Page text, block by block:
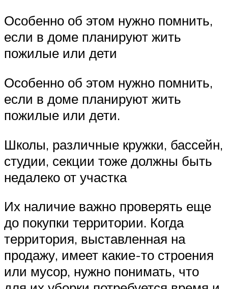
Особенно об этом нужно помнить,
если в доме планируют жить
пожилые или дети
Особенно об этом нужно помнить,
если в доме планируют жить
пожилые или дети.
Школы, различные кружки, бассейн,
студии, секции тоже должны быть
недалеко от участка
Их наличие важно проверять еще
до покупки территории. Когда
территория, выставленная на
продажу, имеет какие-то строения
или мусор, нужно понимать, что